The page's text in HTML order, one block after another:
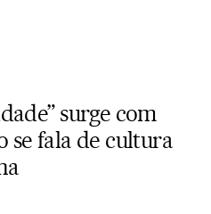
surge com
se fala de cultura